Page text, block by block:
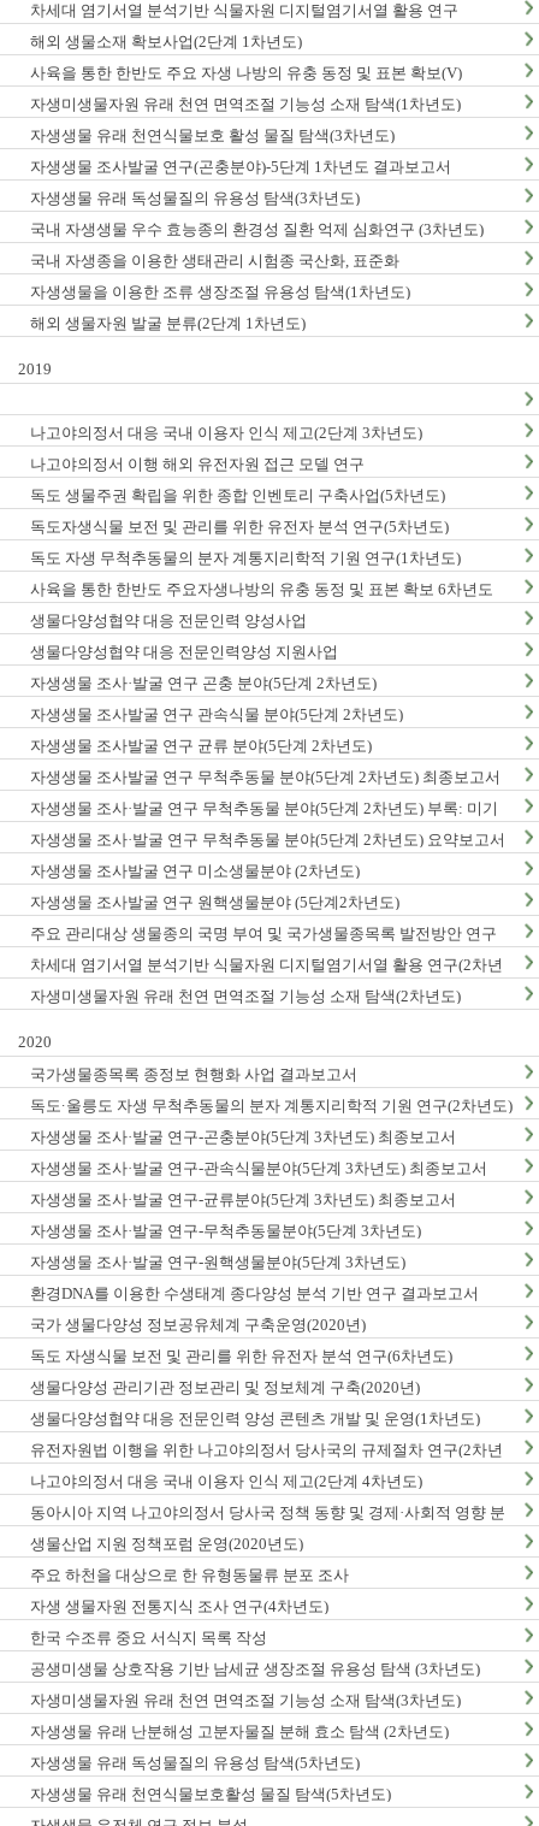
차세대 염기서열 분석기반 식물자원 디지털염기서열 활용 연구
해외 생물소재 확보사업(2단계 1차년도)
사육을 통한 한반도 주요 자생 나방의 유충 동정 및 표본 확보(V)
자생미생물자원 유래 천연 면역조절 기능성 소재 탐색(1차년도)
자생생물 유래 천연식물보호 활성 물질 탐색(3차년도)
자생생물 조사발굴 연구(곤충분야)-5단계 1차년도 결과보고서
자생생물 유래 독성물질의 유용성 탐색(3차년도)
국내 자생생물 우수 효능종의 환경성 질환 억제 심화연구 (3차년도)
국내 자생종을 이용한 생태관리 시험종 국산화, 표준화
자생생물을 이용한 조류 생장조절 유용성 탐색(1차년도)
해외 생물자원 발굴 분류(2단계 1차년도)
2019
나고야의정서 대응 국내 이용자 인식 제고(2단계 3차년도)
나고야의정서 이행 해외 유전자원 접근 모델 연구
독도 생물주권 확립을 위한 종합 인벤토리 구축사업(5차년도)
독도자생식물 보전 및 관리를 위한 유전자 분석 연구(5차년도)
독도 자생 무척추동물의 분자 계통지리학적 기원 연구(1차년도)
사육을 통한 한반도 주요자생나방의 유충 동정 및 표본 확보 6차년도
생물다양성협약 대응 전문인력 양성사업
생물다양성협약 대응 전문인력양성 지원사업
자생생물 조사·발굴 연구 곤충 분야(5단계 2차년도)
자생생물 조사발굴 연구 관속식물 분야(5단계 2차년도)
자생생물 조사발굴 연구 균류 분야(5단계 2차년도)
자생생물 조사발굴 연구 무척추동물 분야(5단계 2차년도) 최종보고서
자생생물 조사·발굴 연구 무척추동물 분야(5단계 2차년도) 부록: 미기
록/신종 발굴표
자생생물 조사·발굴 연구 무척추동물 분야(5단계 2차년도) 요약보고서
자생생물 조사발굴 연구 미소생물분야 (2차년도)
자생생물 조사발굴 연구 원핵생물분야 (5단계2차년도)
주요 관리대상 생물종의 국명 부여 및 국가생물종목록 발전방안 연구
차세대 염기서열 분석기반 식물자원 디지털염기서열 활용 연구(2차년
도)
자생미생물자원 유래 천연 면역조절 기능성 소재 탐색(2차년도)
2020
국가생물종목록 종정보 현행화 사업 결과보고서
독도·울릉도 자생 무척추동물의 분자 계통지리학적 기원 연구(2차년도)
자생생물 조사·발굴 연구-곤충분야(5단계 3차년도) 최종보고서
자생생물 조사·발굴 연구-관속식물분야(5단계 3차년도) 최종보고서
자생생물 조사·발굴 연구-균류분야(5단계 3차년도) 최종보고서
자생생물 조사·발굴 연구-무척추동물분야(5단계 3차년도)
자생생물 조사·발굴 연구-원핵생물분야(5단계 3차년도)
환경DNA를 이용한 수생태계 종다양성 분석 기반 연구 결과보고서
국가 생물다양성 정보공유체계 구축운영(2020년)
독도 자생식물 보전 및 관리를 위한 유전자 분석 연구(6차년도)
생물다양성 관리기관 정보관리 및 정보체계 구축(2020년)
생물다양성협약 대응 전문인력 양성 콘텐츠 개발 및 운영(1차년도)
유전자원법 이행을 위한 나고야의정서 당사국의 규제절차 연구(2차년
도)
나고야의정서 대응 국내 이용자 인식 제고(2단계 4차년도)
동아시아 지역 나고야의정서 당사국 정책 동향 및 경제·사회적 영향 분
석 최종보고서
생물산업 지원 정책포럼 운영(2020년도)
주요 하천을 대상으로 한 유형동물류 분포 조사
자생 생물자원 전통지식 조사 연구(4차년도)
한국 수조류 중요 서식지 목록 작성
공생미생물 상호작용 기반 남세균 생장조절 유용성 탐색 (3차년도)
자생미생물자원 유래 천연 면역조절 기능성 소재 탐색(3차년도)
자생생물 유래 난분해성 고분자물질 분해 효소 탐색 (2차년도)
자생생물 유래 독성물질의 유용성 탐색(5차년도)
자생생물 유래 천연식물보호활성 물질 탐색(5차년도)